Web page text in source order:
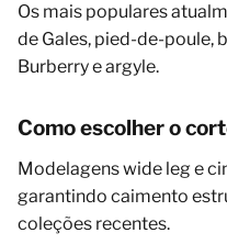
Os mais populares
de Gales, pied-de-poule,
Burberry e argyle.
Como escolher o
Modelagens wide leg e
garantindo caimento
coleções recentes.